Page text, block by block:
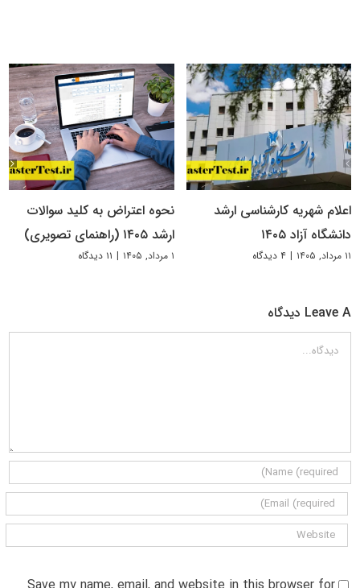
اعلام شهریه کارشناسی ارشد
دانشگاه آزاد ۱۴۰۵
۱۱ مرداد, ۱۴۰۵ | ۴ دیدگاه
نحوه اعتراض به کلید سوالات
ارشد ۱۴۰۵ (راهنمای تصویری)
۱ مرداد, ۱۴۰۵ | ۱۱ دیدگاه
Leave A دیدگاه
دیدگاه